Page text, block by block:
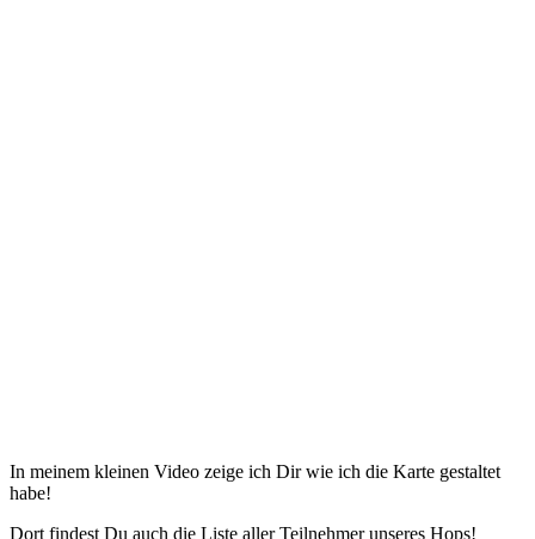
In meinem kleinen Video zeige ich Dir wie ich die Karte gestaltet
habe!
Dort findest Du auch die Liste aller Teilnehmer unseres Hops!